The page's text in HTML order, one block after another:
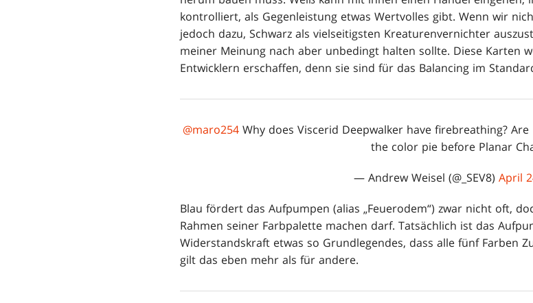
kontrolliert, als Gegenleistung etwas Wertvolles gibt. Wenn wir
jedoch dazu, Schwarz als vielseitigsten Kreaturenvernichter
meiner Meinung nach aber unbedingt halten sollte. Diese Karten
Entwicklern erschaffen, denn sie sind für das Balancing im
@maro254Why does Viscerid Deepwalker have firebreathing?
the color pie before Planar
— Andrew Weisel (@_SEV8) April
Blau fördert das Aufpumpen (alias „Feuerodem“) zwar nicht oft,
Rahmen seiner Farbpalette machen darf. Tatsächlich ist das
Widerstandskraft etwas so Grundlegendes, dass alle fünf Farben
gilt das eben mehr als für andere.